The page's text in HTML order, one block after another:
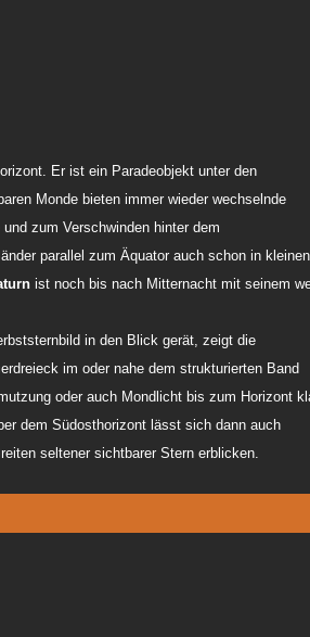
Er ist ein Paradeobjekt unter den
Monde bieten immer wieder wechselnde
zum Verschwinden hinter dem
parallel zum Äquator auch schon in kleinen
ist noch bis nach Mitternacht mit seinem
in den Blick gerät, zeigt die
im oder nahe dem strukturierten Band
oder auch Mondlicht bis zum Horizont
dem Südosthorizont lässt sich dann auch
seltener sichtbarer Stern erblicken.